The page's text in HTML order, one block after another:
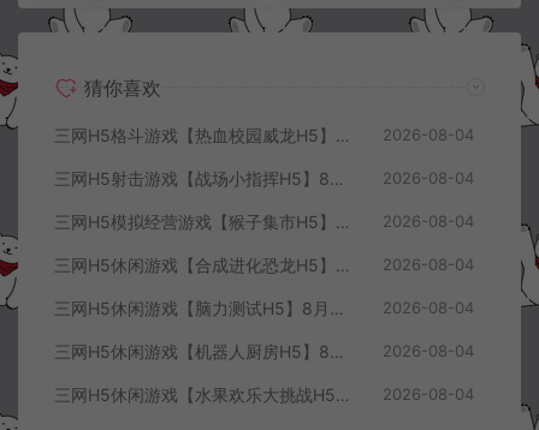
猜你喜欢
三网H5格斗游戏【热血校园威龙H5】8月最新整理Linux手工服务端+Win一键服务端+解压即玩+简易安卓客户端+详细搭建教程 2026-08-04
三网H5射击游戏【战场小指挥H5】8月最新整理Linux手工服务端+Win一键服务端+解压即玩+简易安卓客户端+详细搭建教程 2026-08-04
三网H5模拟经营游戏【猴子集市H5】8月最新整理Linux手工服务端+Win一键服务端+解压即玩+简易安卓客户端+详细搭建教程 2026-08-04
三网H5休闲游戏【合成进化恐龙H5】8月最新整理Linux手工服务端+Win一键服务端+解压即玩+简易安卓客户端+详细搭建教程 2026-08-04
三网H5休闲游戏【脑力测试H5】8月最新整理Linux手工服务端+Win一键服务端+解压即玩+简易安卓客户端+详细搭建教程 2026-08-04
三网H5休闲游戏【机器人厨房H5】8月最新整理Linux手工服务端+Win一键服务端+解压即玩+简易安卓客户端+详细搭建教程 2026-08-04
三网H5休闲游戏【水果欢乐大挑战H5】8月最新整理Linux手工服务端+Win一键服务端+解压即玩+简易安卓客户端+详细搭建教程 2026-08-04